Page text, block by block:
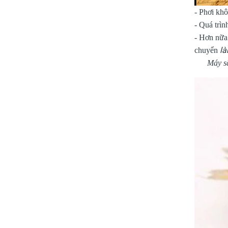
- Phơi
- Quá
- Hơn
chuyển
Máy